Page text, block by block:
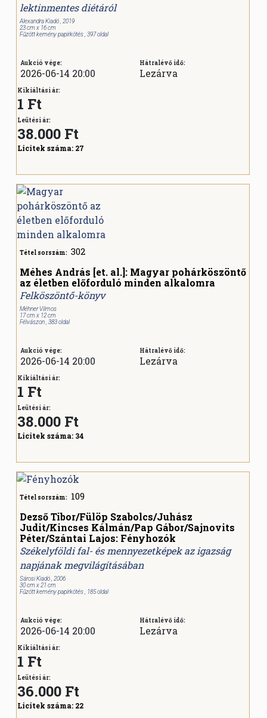
lektinmentes diétáról
Alexandra Kiadó , 2019
23 cm x 16 cm
Fűzött kemény papírkötés , 397 oldal
Aukció vége:
2026-06-14 20:00
Hátralévő idő:
Lezárva
Kikiáltási ár:
1 Ft
Leütési ár:
38.000 Ft
Licitek száma: 27
Tétel sorszám: 302
Méhes András [et. al.]: Magyar pohárköszöntő
az életben előforduló minden alkalomra
Felköszöntő-könyv
Méhner Vilmos
17 cm x 12 cm
Félvászon , 383 oldal
Aukció vége:
2026-06-14 20:00
Hátralévő idő:
Lezárva
Kikiáltási ár:
1 Ft
Leütési ár:
38.000 Ft
Licitek száma: 34
Tétel sorszám: 109
Dezső Tibor/Fülöp Szabolcs/Juhász
Judit/Kincses Kálmán/Pap Gábor/Sajnovits
Péter/Szántai Lajos: Fényhozók
Székelyföldi fal- és mennyezetképek az igazság
napjának megvilágításában
Sárosi Kiadó , 2006
30 cm x 21 cm
Fűzött kemény papírkötés , 185 oldal
Aukció vége:
2026-06-14 20:00
Hátralévő idő:
Lezárva
Kikiáltási ár:
1 Ft
Leütési ár:
36.000 Ft
Licitek száma: 22